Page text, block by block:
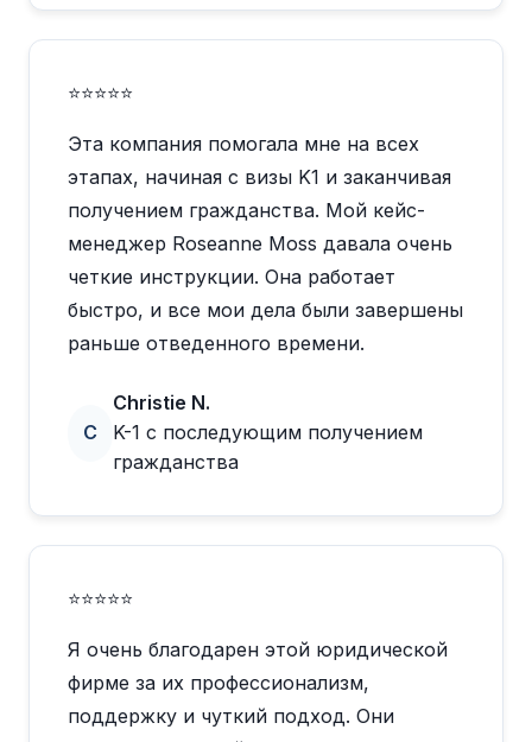
⭐⭐⭐⭐⭐
Эта компания помогала мне на всех
этапах, начиная с визы K1 и заканчивая
получением гражданства. Мой кейс-
менеджер Roseanne Moss давала очень
четкие инструкции. Она работает
быстро, и все мои дела были завершены
раньше отведенного времени.
C
Christie N.
K-1 с последующим получением
гражданства
⭐⭐⭐⭐⭐
Я очень благодарен этой юридической
фирме за их профессионализм,
поддержку и чуткий подход. Они